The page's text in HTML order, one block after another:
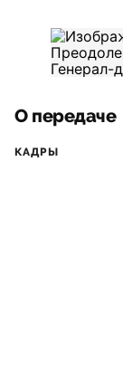
О передаче
КАДРЫ